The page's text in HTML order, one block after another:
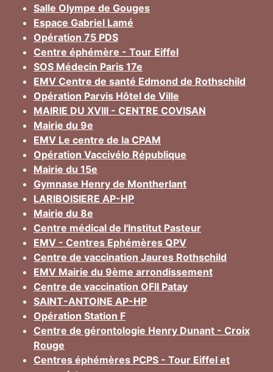
Salle Olympe de Gouges
Espace Gabriel Lamé
Opération 75 PDS
Centre éphémère - Tour Eiffel
SOS Médecin Paris 17e
EMV Centre de santé Edmond de Rothschild
Opération Parvis Hôtel de Ville
MAIRIE DU XVIII - CENTRE COVISAN
Mairie du 9e
EMV Le centre de la CPAM
Opération Vaccivélo République
Mairie du 15e
Gymnase Henry de Montherlant
LARIBOISIERE AP-HP
Mairie du 8e
Centre médical de l'Institut Pasteur
EMV - Centres Ephémères QPV
Centre de vaccination Jaures Rothschild
EMV Mairie du 9ème arrondissement
Centre de vaccination OFII Patay
SAINT-ANTOINE AP-HP
Opération Station F
Centre de gérontologie Henry Dunant - Croix
Rouge
Centres éphémères PCPS - Tour Eiffel et